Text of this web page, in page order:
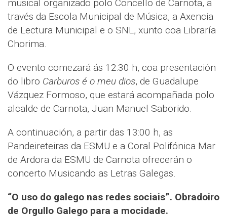
musical organizado polo Concello de Carnota, a
través da Escola Municipal de Música, a Axencia
de Lectura Municipal e o SNL, xunto coa Libraría
Chorima.
O evento comezará ás 12:30 h, coa presentación
do libro Carburos é o meu dios, de Guadalupe
Vázquez Formoso, que estará acompañada polo
alcalde de Carnota, Juan Manuel Saborido.
A continuación, a partir das 13:00 h, as
Pandeireteiras da ESMU e a Coral Polifónica Mar
de Ardora da ESMU de Carnota ofrecerán o
concerto Musicando as Letras Galegas.
“O uso do galego nas redes sociais”. Obradoiro
de Orgullo Galego para a mocidade.